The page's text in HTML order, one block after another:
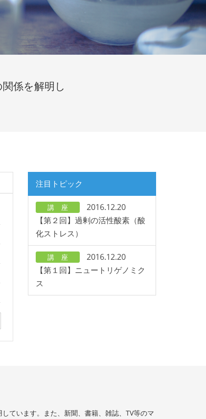
係を解明し
注目トピック
講 座
2016.12.20
【第２回】過剰の活性酸素（酸
化ストレス）
講 座
2016.12.20
【第１回】ニュートリゲノミク
ス
ています。また、新聞、書籍、雑誌、TV等のマ